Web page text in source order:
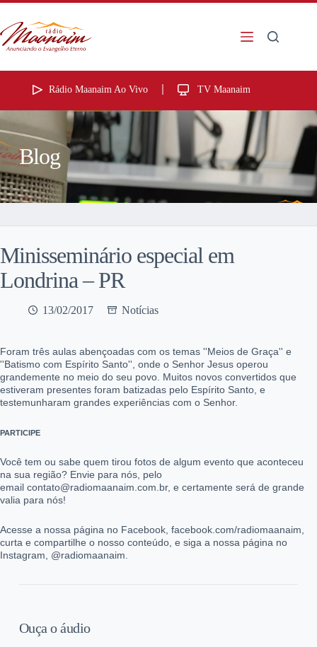
Rádio Maanaim Ao Vivo TV Maanaim
Blog
Minisseminário especial em
Londrina – PR
13/02/2017 Notícias
Foram três aulas abençoadas com os temas ''Meios de Graça'' e
''Batismo com Espírito Santo'', onde o Senhor Jesus operou
grandemente no meio do seu povo. Muitos novos convertidos que
estiveram presentes foram batizadas pelo Espírito Santo, e
testemunharam grandes experiências com o Senhor.
PARTICIPE
Você tem ou sabe quem tirou fotos de algum evento que aconteceu
na sua região? Envie para nós, pelo
email contato@radiomaanaim.com.br, e certamente será de grande
valia para nós!
Acesse a nossa página no Facebook, facebook.com/radiomaanaim,
curta e compartilhe o nosso conteúdo, e siga a nossa página no
Instagram, @radiomaanaim.
Ouça o áudio